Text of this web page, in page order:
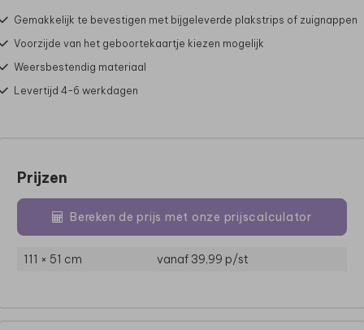
Gemakkelijk te bevestigen met bijgeleverde plakstrips of zuignappen
Voorzijde van het geboortekaartje kiezen mogelijk
Weersbestendig materiaal
Levertijd 4-6 werkdagen
Prijzen
Bereken de prijs met onze prijscalculator
111 × 51 cm vanaf 39,99 p/st